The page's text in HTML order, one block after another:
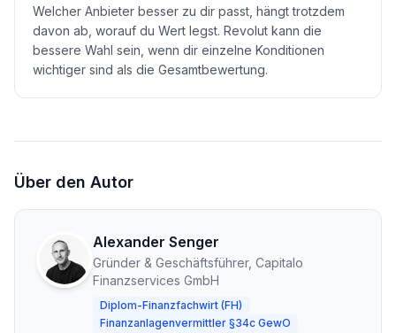
Welcher Anbieter besser zu dir passt, hängt trotzdem
davon ab, worauf du Wert legst. Revolut kann die
bessere Wahl sein, wenn dir einzelne Konditionen
wichtiger sind als die Gesamtbewertung.
Über den Autor
Alexander Senger
Gründer & Geschäftsführer, Capitalo
Finanzservices GmbH
Diplom-Finanzfachwirt (FH)
Finanzanlagenvermittler §34c GewO